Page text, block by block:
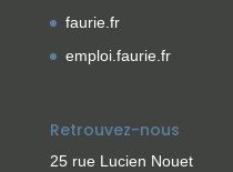
faurie.fr
emploi.faurie.fr
Retrouvez-nous
25 rue Lucien Nouet